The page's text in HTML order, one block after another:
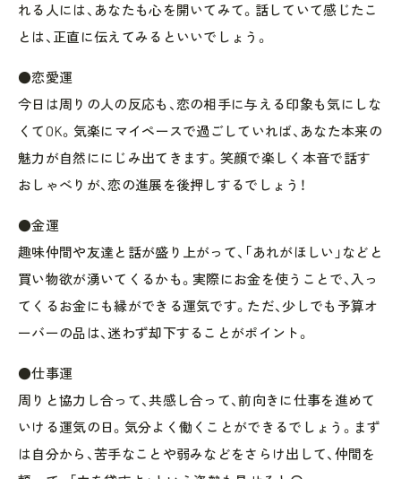
れる人には、あなたも心を開いてみて。話していて感じたこ
とは、正直に伝えてみるといいでしょう。
●恋愛運
今日は周りの人の反応も、恋の相手に与える印象も気にしな
くてOK。気楽にマイペースで過ごしていれば、あなた本来の
魅力が自然ににじみ出てきます。笑顔で楽しく本音で話す
おしゃべりが、恋の進展を後押しするでしょう！
●金運
趣味仲間や友達と話が盛り上がって、「あれがほしい」などと
買い物欲が湧いてくるかも。実際にお金を使うことで、入っ
てくるお金にも縁ができる運気です。ただ、少しでも予算オ
ーバーの品は、迷わず却下することがポイント。
●仕事運
周りと協力し合って、共感し合って、前向きに仕事を進めて
いける運気の日。気分よく働くことができるでしょう。まず
は自分から、苦手なことや弱みなどをさらけ出して、仲間を